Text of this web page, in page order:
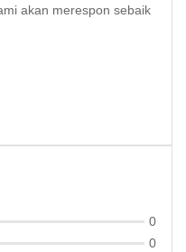
akan merespon sebaik
0
0